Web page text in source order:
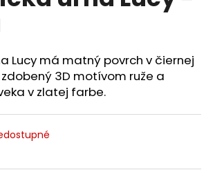
Lucy má matný povrch v čiernej
3D motívom ruže a
v zlatej farbe.